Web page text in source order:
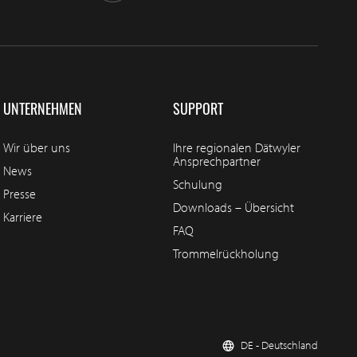
UNTERNEHMEN
Wir über uns
News
Presse
Karriere
SUPPORT
Ihre regionalen Dätwyler
Ansprechpartner
Schulung
Downloads – Übersicht
FAQ
Trommelrückholung
DE - Deutschland